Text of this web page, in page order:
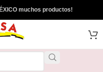
muchos productos!